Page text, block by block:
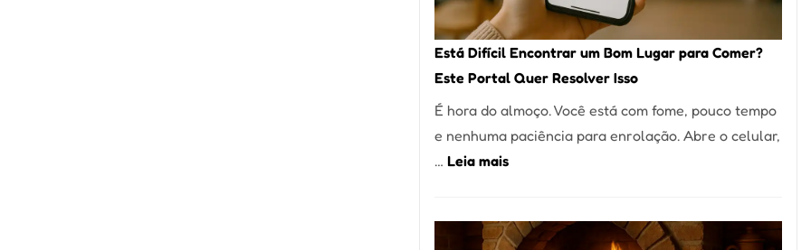
reservar
em
São
Está Difícil Encontrar um Bom Lugar para Comer?
Este Portal Quer Resolver Isso
É hora do almoço. Você está com fome, pouco tempo
e nenhuma paciência para enrolação. Abre o celular,
… Leia mais:
Encontrar